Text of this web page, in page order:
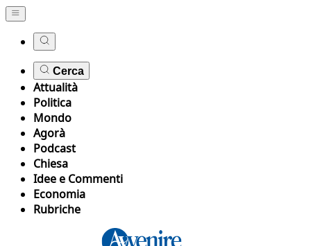
Cerca
Attualità
Politica
Mondo
Agorà
Podcast
Chiesa
Idee e Commenti
Economia
Rubriche